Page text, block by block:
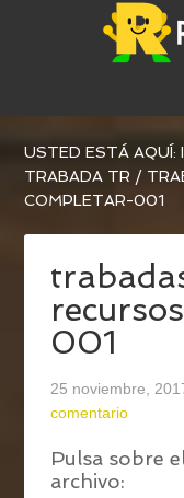
USTED ESTÁ AQUÍ:
TRABADA TR /
COMPLETAR-001
001
25 noviembre,
comentario
Pulsa sobre
archivo: